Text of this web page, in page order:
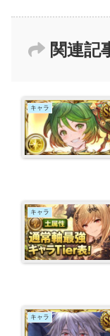
関連記
キャラ
キャラ
キャラ